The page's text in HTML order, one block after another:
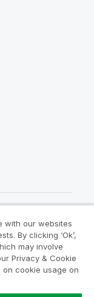
with our websites
By clicking ‘Ok’,
may involve
Privacy & Cookie
on cookie usage on